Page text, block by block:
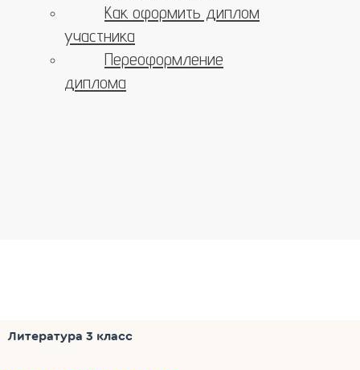
Как оформить диплом
участника
Переоформление
диплома
Литература 3 класс